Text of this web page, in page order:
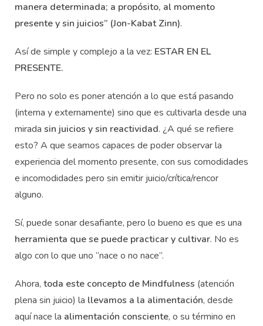
manera determinada; a propósito, al momento
presente y sin juicios” (Jon-Kabat Zinn).
Así de simple y complejo a la vez: ESTAR EN EL
PRESENTE.
Pero no solo es poner atención a lo que está pasando
(interna y externamente) sino que es cultivarla desde una
mirada sin juicios y sin reactividad. ¿A qué se refiere
esto? A que seamos capaces de poder observar la
experiencia del momento presente, con sus comodidades
e incomodidades pero sin emitir juicio/crítica/rencor
alguno.
Sí, puede sonar desafiante, pero lo bueno es que es una
herramienta que se puede practicar y cultivar. No es
algo con lo que uno “nace o no nace”.
Ahora, toda este concepto de Mindfulness (atención
plena sin juicio) la llevamos a la alimentación, desde
aquí nace la alimentación consciente, o su término en